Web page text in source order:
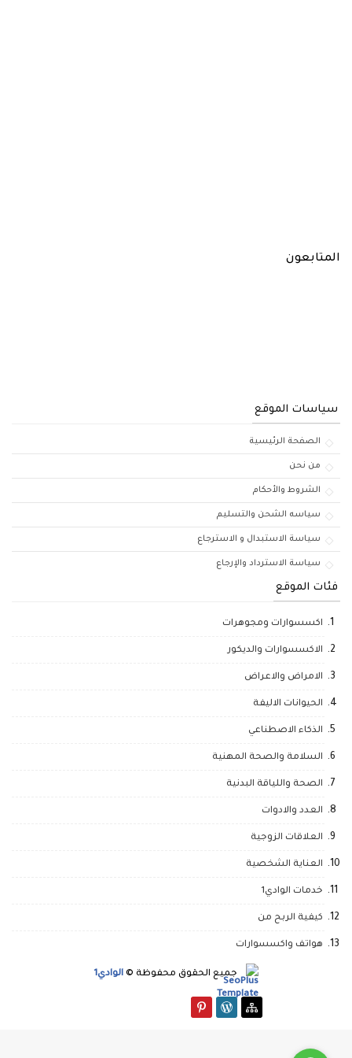
المتابعون
سياسات الموقع
الصفحة الرئيسية
من نحن
الشروط والأحكام
سياسه الشحن والتسليم
سياسة الاستبدال و الاسترجاع
سياسة الاسترداد والإرجاع
فئات الموقع
اكسسوارات ومجوهرات
الاكسسوارات والديكور
الامراض والاعراض
الحيوانات الاليفة
الذكاء الاصطناعي
السلامة والصحة المهنية
الصحة واللياقة البدنية
العدد والادوات
العلاقات الزوجية
العناية الشخصية
خدمات الوادي1
كيفية الربح من
هواتف واكسسوارات
جميع الحقوق محفوظة © الوادي1